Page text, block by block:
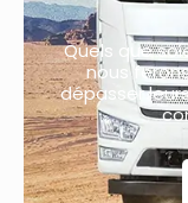
Quels que
nous
dépasser